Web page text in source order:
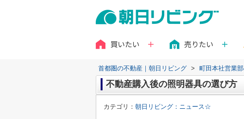
買いたい 売りたい
首都圏の不動産｜朝日リビング > 町田本社営業
不動産購入後の照明器具の選び方
カテゴリ： 朝日リビング：ニュース☆